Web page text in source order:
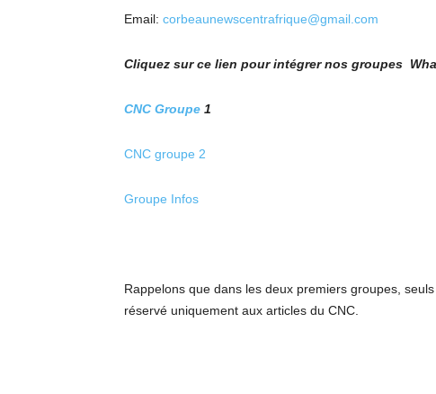
Email: corbeaunewscentrafrique@gmail.com
Cliquez sur ce lien pour intégrer nos groupes
CNC Groupe 1
CNC groupe 2
Groupe Infos
Rappelons que dans les deux premiers groupes,
réservé uniquement aux articles du CNC.